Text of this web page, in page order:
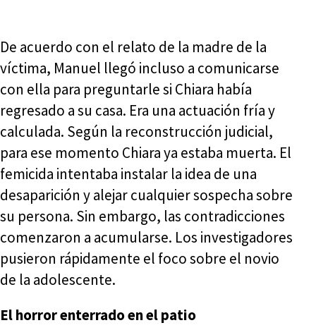
De acuerdo con el relato de la madre de la
víctima, Manuel llegó incluso a comunicarse
con ella para preguntarle si Chiara había
regresado a su casa. Era una actuación fría y
calculada. Según la reconstrucción judicial,
para ese momento Chiara ya estaba muerta. El
femicida intentaba instalar la idea de una
desaparición y alejar cualquier sospecha sobre
su persona. Sin embargo, las contradicciones
comenzaron a acumularse. Los investigadores
pusieron rápidamente el foco sobre el novio
de la adolescente.
El horror enterrado en el patio